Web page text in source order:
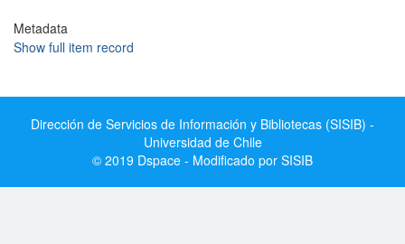
Metadata
Show full item record
Dirección de Servicios de Información y Bibliotecas (SISIB) -
Universidad de Chile
© 2019 Dspace - Modificado por SISIB